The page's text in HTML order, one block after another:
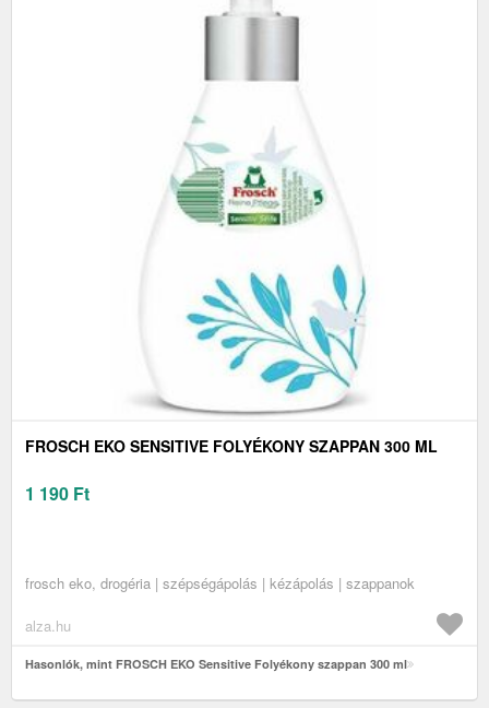
FROSCH EKO SENSITIVE FOLYÉKONY SZAPPAN 300 ML
1 190 Ft
frosch eko, drogéria | szépségápolás | kézápolás | szappanok
alza.hu
Hasonlók, mint FROSCH EKO Sensitive Folyékony szappan 300 ml